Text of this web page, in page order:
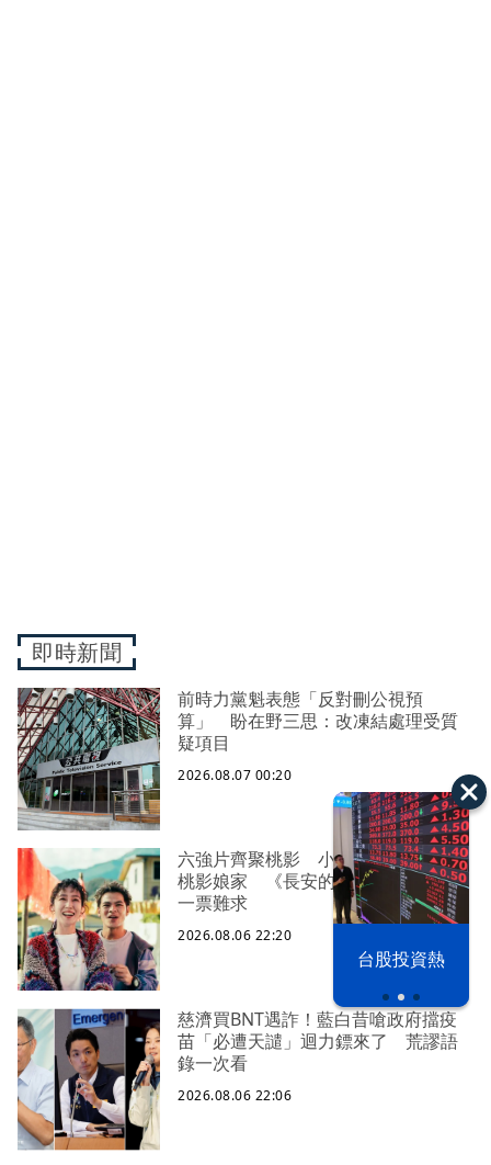
以色列 穹頂
台股投資熱
即時新聞
前時力黨魁表態「反對刪公視預
算」 盼在野三思：改凍結處理受質
疑項目
2026.08.07 00:20
六強片齊聚桃影 小薰《祖先鬼》回
桃影娘家 《長安的荔枝》桃影加映
一票難求
2026.08.06 22:20
慈濟買BNT遇詐！藍白昔嗆政府擋疫
苗「必遭天譴」迴力鏢來了 荒謬語
錄一次看
2026.08.06 22:06